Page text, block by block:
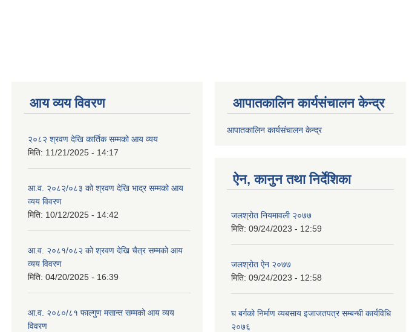
आय व्यय विवरण
२०८२ श्रवण देखि कार्तिक सम्मको आय व्यय
मिति: 11/21/2025 - 14:17
आ.व. २०८२/०८३ को श्रवण देखि भाद्र सम्मको आय
व्यय विवरण
मिति: 10/12/2025 - 14:42
आ.व. २०८१/०८२ को श्रवण देखि चैत्र सम्मको आय
व्यय विवरण
मिति: 04/20/2025 - 16:39
आ.व. २०८०/८१ फाल्गुण मसान्त सम्मको आय व्यय
विवरण
आपातकालिन कार्यसंचालन केन्द्र
आपातकालिन कार्यसंचालन केन्द्र
ऐन, कानुन तथा निर्देशिका
जलश्रोत नियमावली २०७७
मिति: 09/24/2023 - 12:59
जलश्रोत ऐन २०७७
मिति: 09/24/2023 - 12:58
घ बर्गको निर्माण व्यबसाय इजाजतपत्र सम्बन्धी कार्यविधि
२०७६